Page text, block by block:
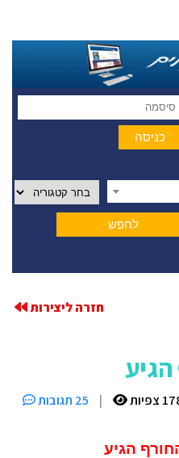
חזרה ליצירות
צפיות |
25 תגובות
הגיע